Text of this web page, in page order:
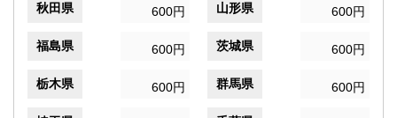
秋田県 600円 山形県 600円
福島県 600円 茨城県 600円
栃木県 600円 群馬県 600円